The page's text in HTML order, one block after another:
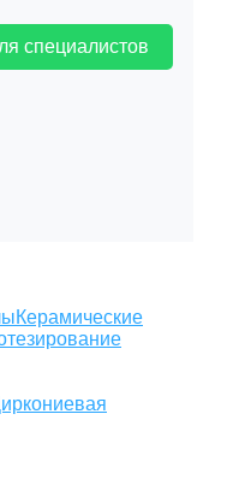
специалистов
Керамические